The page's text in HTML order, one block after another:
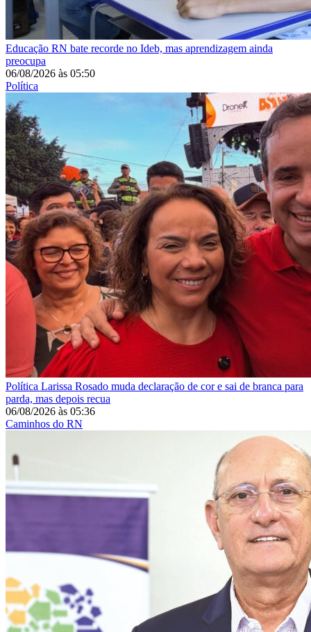
Educação RN bate recorde no Ideb, mas aprendizagem ainda
preocupa
06/08/2026 às 05:50
Política
Política Larissa Rosado muda declaração de cor e sai de branca para
parda, mas depois recua
06/08/2026 às 05:36
Caminhos do RN